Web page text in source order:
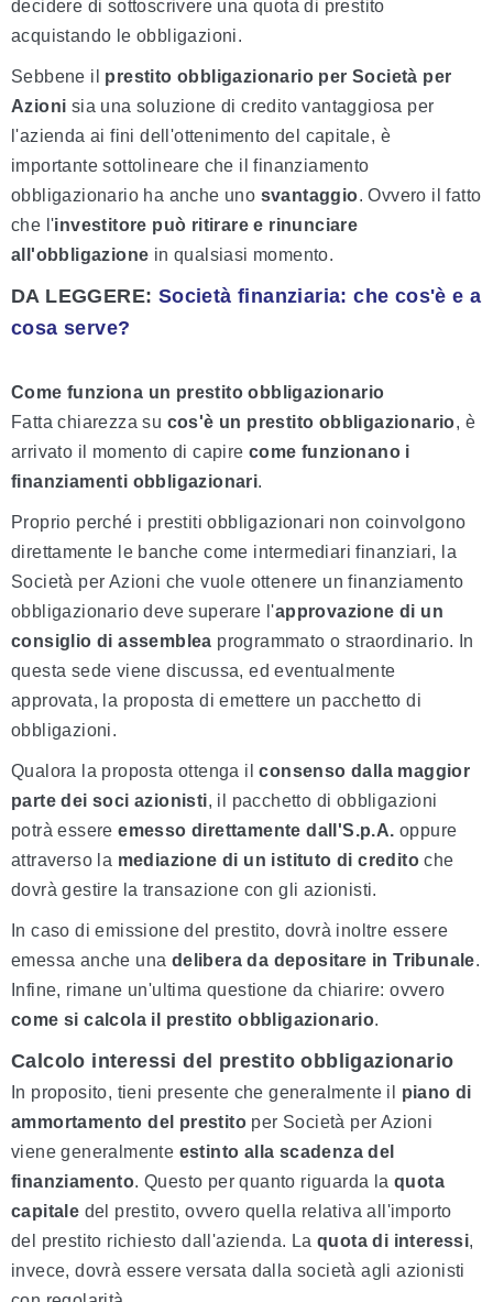
decidere di sottoscrivere una quota di prestito
acquistando le obbligazioni.
Sebbene il prestito obbligazionario per Società per
Azioni sia una soluzione di credito vantaggiosa per
l'azienda ai fini dell'ottenimento del capitale, è
importante sottolineare che il finanziamento
obbligazionario ha anche uno svantaggio. Ovvero il fatto
che l'investitore può ritirare e rinunciare
all'obbligazione in qualsiasi momento.
DA LEGGERE: Società finanziaria: che cos'è e a
cosa serve?
Come funziona un prestito obbligazionario
Fatta chiarezza su cos'è un prestito obbligazionario, è
arrivato il momento di capire come funzionano i
finanziamenti obbligazionari.
Proprio perché i prestiti obbligazionari non coinvolgono
direttamente le banche come intermediari finanziari, la
Società per Azioni che vuole ottenere un finanziamento
obbligazionario deve superare l'approvazione di un
consiglio di assemblea programmato o straordinario. In
questa sede viene discussa, ed eventualmente
approvata, la proposta di emettere un pacchetto di
obbligazioni.
Qualora la proposta ottenga ilconsenso dalla maggior
parte dei soci azionisti, il pacchetto di obbligazioni
potrà essereemesso direttamente dall'S.p.A. oppure
attraverso la mediazione di un istituto di creditoche
dovrà gestire la transazione con gli azionisti.
In caso di emissione del prestito, dovrà inoltre essere
emessa anche una delibera da depositare in Tribunale.
Infine, rimane un'ultima questione da chiarire: ovvero
come si calcola il prestito obbligazionario.
Calcolo interessi del prestito obbligazionario
In proposito, tieni presente che generalmente il piano di
ammortamento del prestito per Società per Azioni
viene generalmente estinto alla scadenza del
finanziamento. Questo per quanto riguarda laquota
capitale del prestito, ovvero quella relativa all'importo
del prestito richiesto dall'azienda. La quota di interessi,
invece, dovrà essere versata dalla società agli azionisti